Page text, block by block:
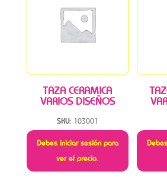
TAZA CERAMICA
VARIOS DISEÑOS
SKU: 103001
Debes iniciar sesión para
ver el precio.